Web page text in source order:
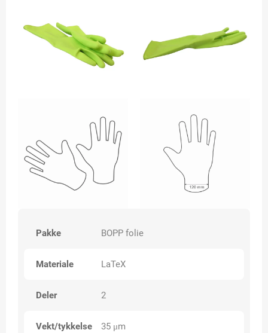
Pakke BOPP folie
Materiale LaTeX
Deler 2
Vekt/tykkelse 35 μm